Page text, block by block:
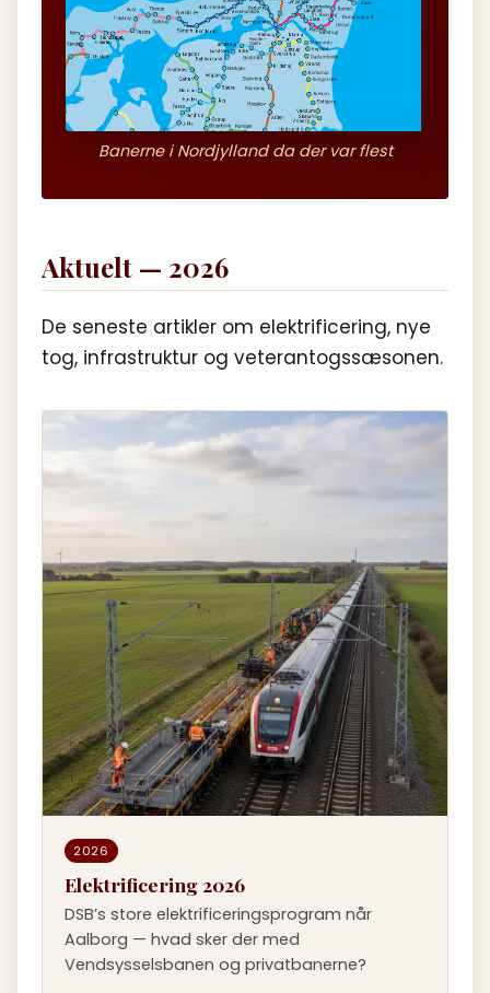
Banerne i Nordjylland da der var flest
Aktuelt — 2026
De seneste artikler om elektrificering, nye
tog, infrastruktur og veterantogssæsonen.
2026
Elektrificering 2026
DSB’s store elektrificeringsprogram når
Aalborg — hvad sker der med
Vendsysselsbanen og privatbanerne?